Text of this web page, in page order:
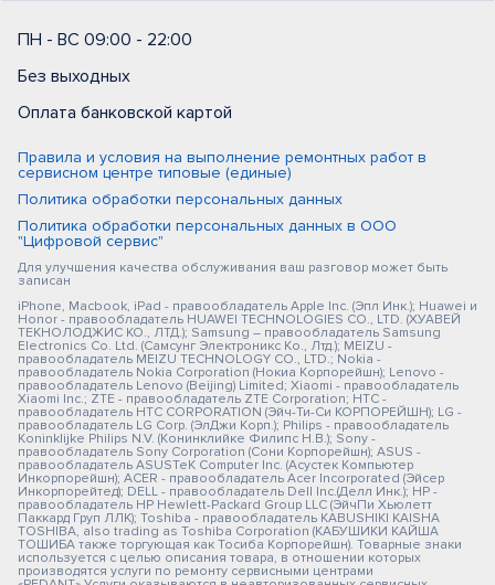
ПН - ВС 09:00 - 22:00
Без выходных
Оплата банковской картой
Правила и условия на выполнение ремонтных работ в
сервисном центре типовые (единые)
Политика обработки персональных данных
Политика обработки персональных данных в ООО
"Цифровой сервис"
Для улучшения качества обслуживания ваш разговор может быть
записан
iPhone, Macbook, iPad - правообладатель Apple Inc. (Эпл Инк.); Huawei и
Honor - правообладатель HUAWEI TECHNOLOGIES CO., LTD. (ХУАВЕЙ
ТЕКНОЛОДЖИС КО., ЛТД.); Samsung – правообладатель Samsung
Electronics Co. Ltd. (Самсунг Электроникс Ко., Лтд.); MEIZU -
правообладатель MEIZU TECHNOLOGY CO., LTD.; Nokia -
правообладатель Nokia Corporation (Нокиа Корпорейшн); Lenovo -
правообладатель Lenovo (Beijing) Limited; Xiaomi - правообладатель
Xiaomi Inc.; ZTE - правообладатель ZTE Corporation; HTC -
правообладатель HTC CORPORATION (Эйч-Ти-Си КОРПОРЕЙШН); LG -
правообладатель LG Corp. (ЭлДжи Корп.); Philips - правообладатель
Koninklijke Philips N.V. (Конинклийке Филипс Н.В.); Sony -
правообладатель Sony Corporation (Сони Корпорейшн); ASUS -
правообладатель ASUSTeK Computer Inc. (Асустек Компьютер
Инкорпорейшн); ACER - правообладатель Acer Incorporated (Эйсер
Инкорпорейтед); DELL - правообладатель Dell Inc.(Делл Инк.); HP -
правообладатель HP Hewlett-Packard Group LLC (ЭйчПи Хьюлетт
Паккард Груп ЛЛК); Toshiba - правообладатель KABUSHIKI KAISHA
TOSHIBA, also trading as Toshiba Corporation (КАБУШИКИ КАЙША
ТОШИБА также торгующая как Тосиба Корпорейшн). Товарные знаки
используется с целью описания товара, в отношении которых
производятся услуги по ремонту сервисными центрами